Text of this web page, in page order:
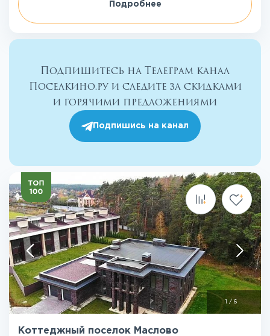
Подробнее
Подпишитесь на Телеграм канал
Поселкино.ру и следите за скидками
и горячими предложениями
Подпишись на канал
/ 6
Коттеджный поселок Маслово